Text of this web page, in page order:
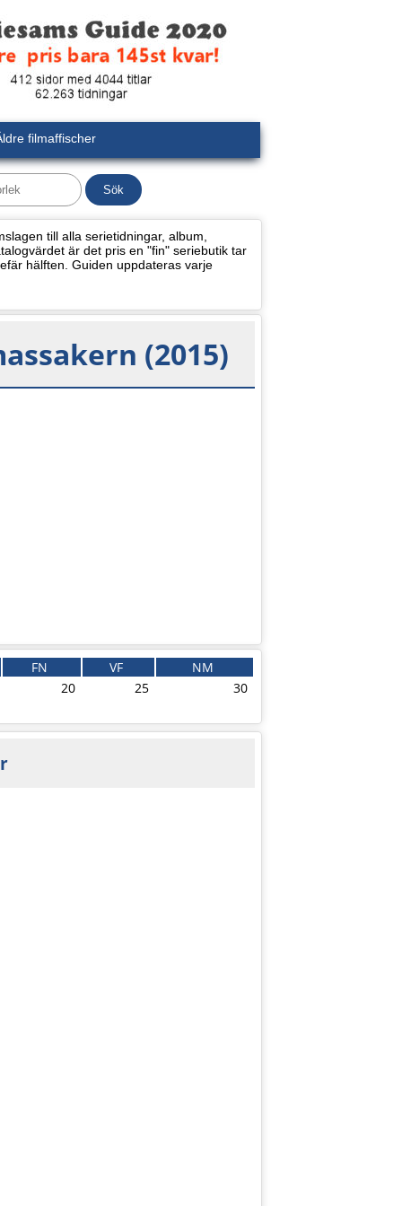
filmaffischer
till alla serietidningar, album,
är det pris en "fin" seriebutik tar
hälften. Guiden uppdateras varje
(2015)
FN VF
NM
20
25 30